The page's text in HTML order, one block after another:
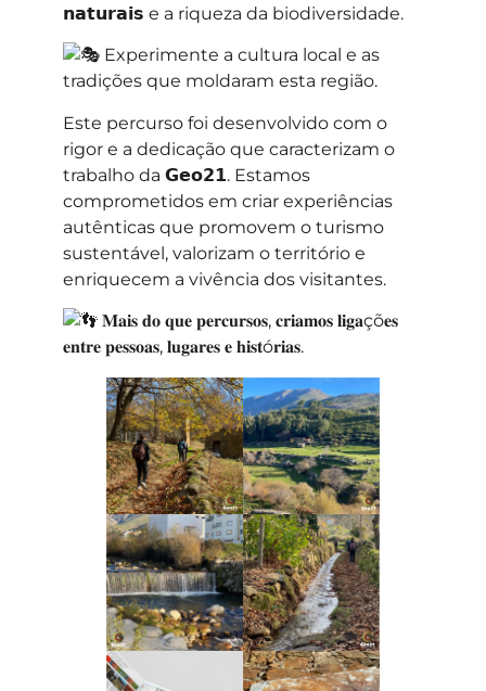
𝗻𝗮𝘁𝘂𝗿𝗮𝗶𝘀 e a riqueza da biodiversidade.
Experimente a cultura local e as
tradições que moldaram esta região.
Este percurso foi desenvolvido com o
rigor e a dedicação que caracterizam o
trabalho da 𝗚𝗲𝗼𝟮𝟭. Estamos
comprometidos em criar experiências
autênticas que promovem o turismo
sustentável, valorizam o território e
enriquecem a vivência dos visitantes.
𝐌𝐚𝐢𝐬 𝐝𝐨 𝐪𝐮𝐞 𝐩𝐞𝐫𝐜𝐮𝐫𝐬𝐨𝐬, 𝐜𝐫𝐢𝐚𝐦𝐨𝐬 𝐥𝐢𝐠𝐚çõ𝐞𝐬
𝐞𝐧𝐭𝐫𝐞 𝐩𝐞𝐬𝐬𝐨𝐚𝐬, 𝐥𝐮𝐠𝐚𝐫𝐞𝐬 𝐞 𝐡𝐢𝐬𝐭ó𝐫𝐢𝐚𝐬.